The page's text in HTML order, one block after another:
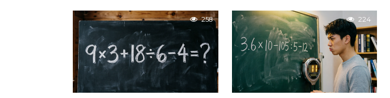
на аналитическое мышление.
Сегодня эти задачи снова штурмуют
тренды, заставляя...
легко...
258 224